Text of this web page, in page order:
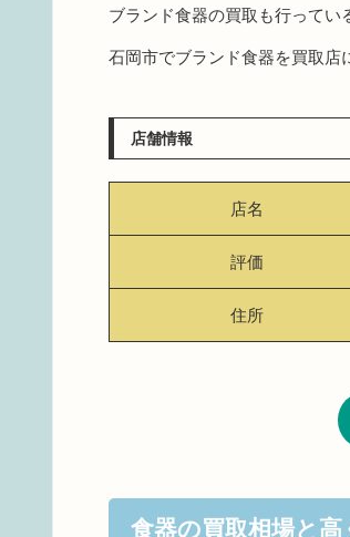
ブランド食器の買取も行ってい
石岡市でブランド食器を買取店
店舗情報
店名
評価
住所
食器の買取相場と